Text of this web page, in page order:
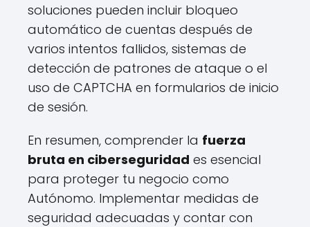
soluciones pueden incluir bloqueo
automático de cuentas después de
varios intentos fallidos, sistemas de
detección de patrones de ataque o el
uso de CAPTCHA en formularios de inicio
de sesión.
En resumen, comprender la fuerza
bruta en ciberseguridad es esencial
para proteger tu negocio como
Autónomo. Implementar medidas de
seguridad adecuadas y contar con